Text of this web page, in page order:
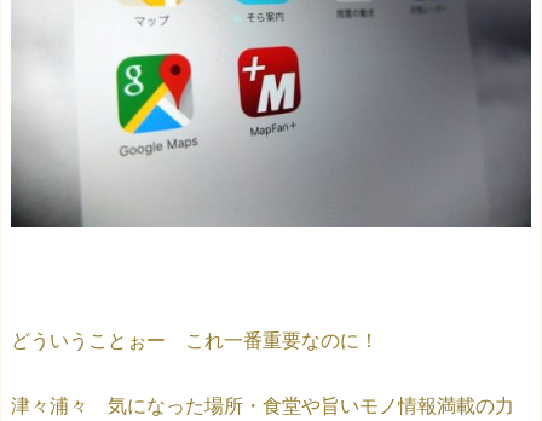
どういうことぉー これ一番重要なのに！
津々浦々 気になった場所・食堂や旨いモノ情報満載の力